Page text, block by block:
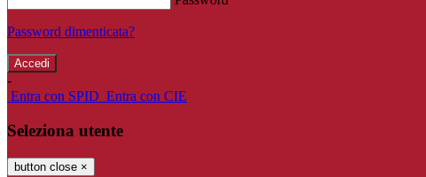
Password dimenticata?
-
Entra con SPID Entra con CIE
Seleziona utente
button close ×